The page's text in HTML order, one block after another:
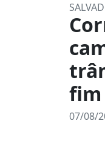
fim
07/08/